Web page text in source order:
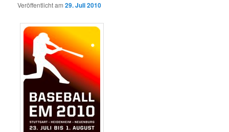
Veröffentlicht am29. Juli 2010